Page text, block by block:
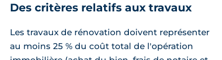
Des critères relatifs aux travaux
Les travaux de rénovation doivent représenter
au moins 25 % du coût total de l'opération